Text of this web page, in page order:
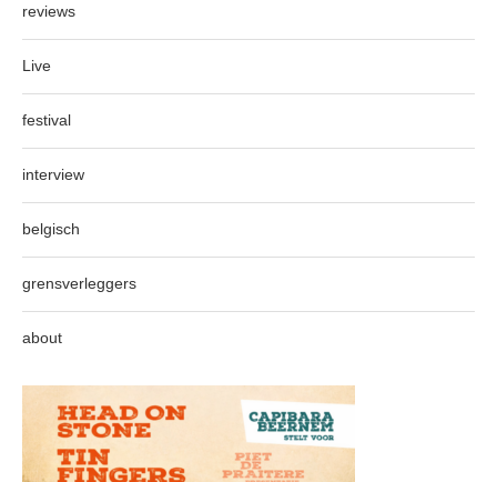
reviews
Live
festival
interview
belgisch
grensverleggers
about